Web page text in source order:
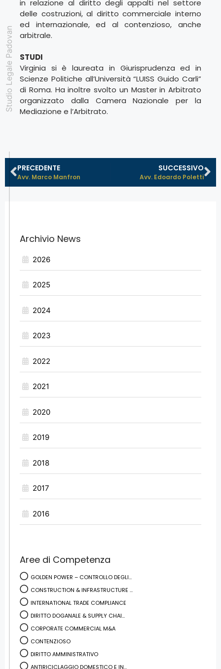
Studio Legale Padovan
in relazione al diritto degli appalti nel settore
delle costruzioni, al diritto commerciale interno
ed internazionale, ed al contenzioso, anche
arbitrale.
STUDI
Virginia si è laureata in Giurisprudenza ed in
Scienze Politiche all’Università “LUISS Guido Carli”
di Roma. Ha inoltre svolto un Master in Arbitrato
organizzato dalla Camera Nazionale per la
Mediazione e l’Arbitrato.
PRECEDENTE
Avv. Marco Manfron
SUCCESSIVO
Avv. Edoardo Poletti
Archivio News
2026
2025
2024
2023
2022
2021
2020
2019
2018
2017
2016
Aree di Competenza
GOLDEN POWER – CONTROLLO DEGLI...
CONSTRUCTION & INFRASTRUCTURE ...
INTERNATIONAL TRADE COMPLIANCE
DIRITTO DOGANALE & SUPPLY CHAI...
CORPORATE COMMERCIAL M&A
CONTENZIOSO
DIRITTO AMMINISTRATIVO
ANTIRICICLAGGIO DOMESTICO E IN...